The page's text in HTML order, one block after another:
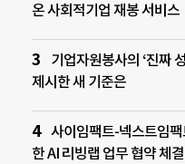
온 사회적기업 재봉 서비스
기업자원봉사의 ‘진짜
제시한 새 기준은
사이임팩트-넥스트임
한 AI 리빙랩 업무 협약 체결